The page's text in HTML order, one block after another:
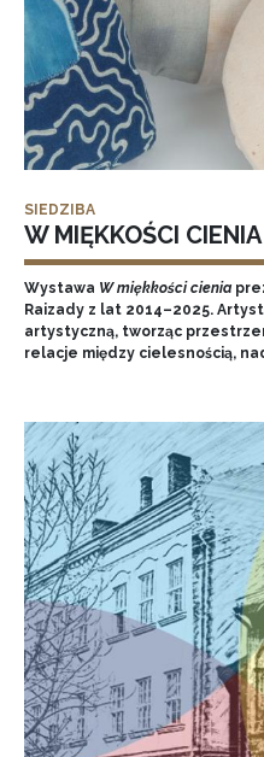
SIEDZIBA
W MIĘKKOŚCI
Wystawa W miękkości cienia
Raizady z lat 2014–2025.
artystyczną, tworząc
relacje między cielesnością,